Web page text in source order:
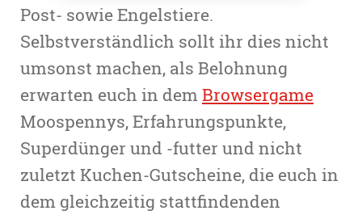
Post- sowie Engelstiere.
Selbstverständlich sollt ihr dies nicht
umsonst machen, als Belohnung
erwarten euch in demBrowsergame
Moospennys, Erfahrungspunkte,
Superdünger und -futter und nicht
zuletzt Kuchen-Gutscheine, die euch in
dem gleichzeitig stattfindenden